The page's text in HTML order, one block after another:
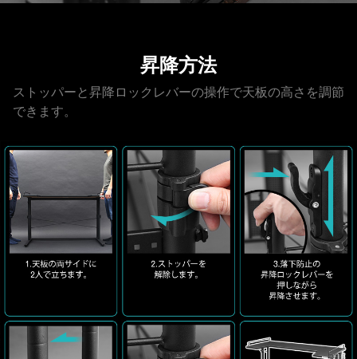
昇降方法
ストッパーと昇降ロックレバーの操作で天板の高さを調節
できます。